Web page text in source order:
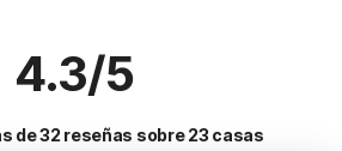
4.3/5
de 32 reseñas sobre 23 casas